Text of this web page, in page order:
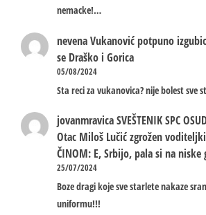
nemacke!…
nevenaVukanović potpuno
se Draško i Gorica
05/08/2024
Sta reci za vukanovica? nije bolest sve
jovanmravicaSVEŠTENIK SPC
Otac Miloš Lučić zgrožen
ČINOM: E, Srbijo, pala si na niske
25/07/2024
Boze dragi koje sve starlete nakaze
uniformu!!!